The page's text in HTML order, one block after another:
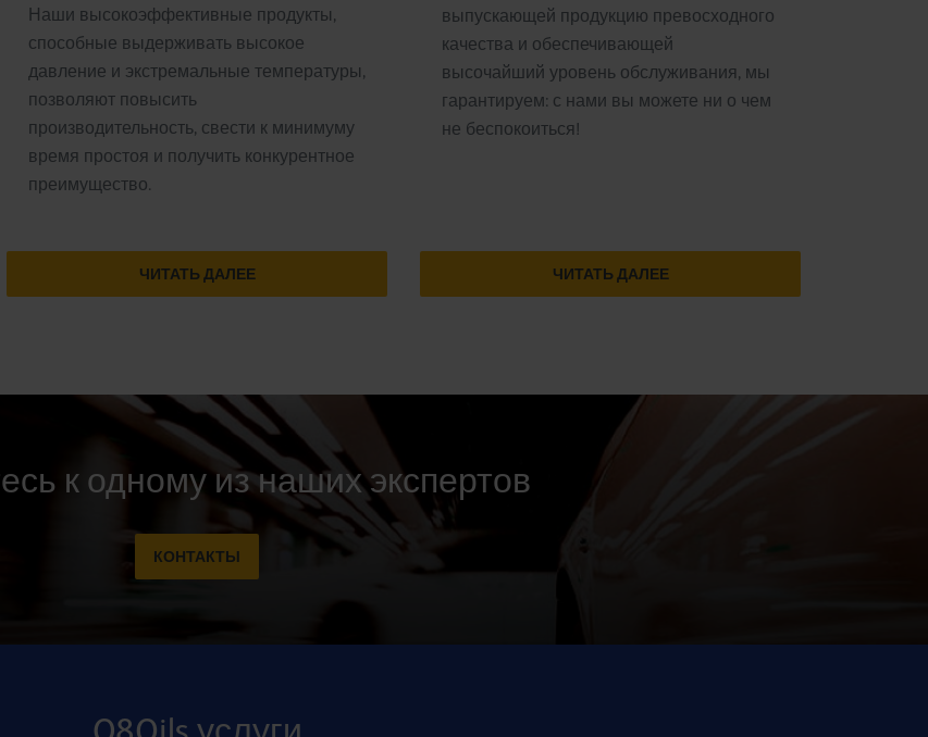
Наши высокоэффективные продукты,
способные выдерживать высокое
давление и экстремальные температуры,
позволяют повысить
производительность, свести к минимуму
время простоя и получить конкурентное
преимущество.
ЧИТАТЬ ДАЛЕЕ
выпускающей продукцию превосходного
качества и обеспечивающей
высочайший уровень обслуживания, мы
гарантируем: с нами вы можете ни о чем
не беспокоиться!
ЧИТАТЬ ДАЛЕЕ
к одному из наших экспертов
КОНТАКТЫ